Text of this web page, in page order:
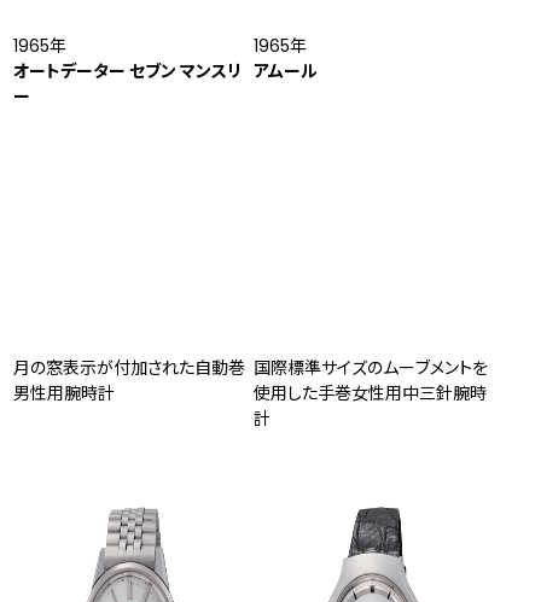
1965年
オートデーター セブン マンスリ
ー
月の窓表示が付加された自動巻
男性用腕時計
1965年
アムール
国際標準サイズのムーブメントを
使用した手巻女性用中三針腕時
計